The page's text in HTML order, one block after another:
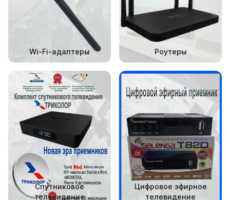
Wi-Fi-адаптеры Роутеры
Спутниковое
телевидение
Цифровое эфирное
телевидение